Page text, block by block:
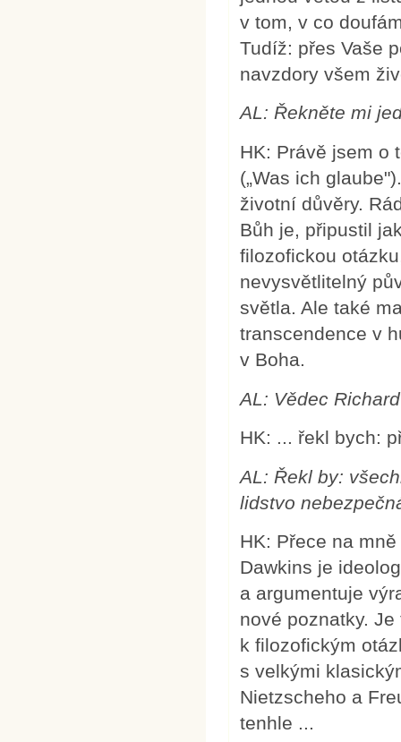
v tom, v co
Tudíž: přes Vaše
navzdory všem
AL: Řekněte mi
HK: Právě jsem o
(„Was ich
životní důvěry.
Bůh je, připustil
filozofickou
nevysvětlitelný
světla. Ale také
transcendence v
v Boha.
AL: Vědec
HK: ... řekl bych:
AL: Řekl by:
lidstvo
HK: Přece na
Dawkins je
a argumentuje
nové poznatky.
k filozofickým
s velkými
Nietzscheho a
tenhle ...